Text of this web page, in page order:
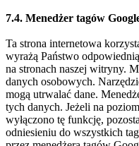
7.4. Menedżer tagów
Ta strona internetowa
wyrażą Państwo
na stronach naszej witryny.
danych osobowych.
mogą utrwalać dane.
tych danych. Jeżeli na
wyłączono tę funkcję,
odniesieniu do wszystkich